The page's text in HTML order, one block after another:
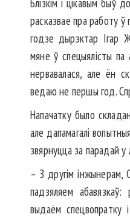
Блізкім і цікавым быў
расказвае пра работу
годзе дырэктар Ігар
мяне ў спецыялісты
нервавалася, але ён
ведаю не першы год.
Напачатку было
але дапамагалі
звярнуцца за парадай
– З другім інжынерам,
падзяляем абавязкаў:
выдаём спецвопратку